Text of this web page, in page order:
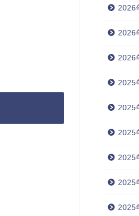
2026
2026
2026
2025
2025
2025
2025
2025
2025